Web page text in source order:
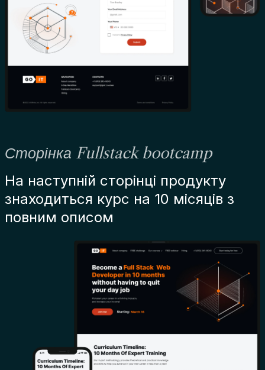
Сторінка Fullstack bootcamp
На наступній сторінці продукту
знаходиться курс на 10 місяців з
повним описом